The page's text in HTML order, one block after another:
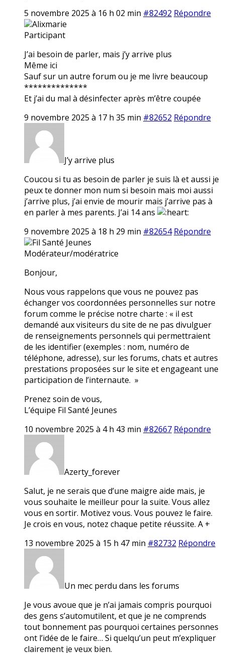
5 novembre 2025 à 16 h 02 min #82492 Répondre
Alixmarie
Participant
J’ai besoin de parler, mais j’y arrive plus
Même ici
Sauf sur un autre forum ou je me livre beaucoup
**************
Et j’ai du mal à désinfecter après m’être coupée
9 novembre 2025 à 17 h 35 min #82652 Répondre
J’y arrive plus
Coucou si tu as besoin de parler je suis là et aussi je
peux te donner mon num si besoin mais moi aussi
j’arrive plus, j’ai envie de mourir mais j’arrive pas à
en parler à mes parents. J’ai 14 ans
9 novembre 2025 à 18 h 29 min #82654 Répondre
Fil Santé Jeunes
Modérateur/modératrice
Bonjour,
Nous vous rappelons que vous ne pouvez pas
échanger vos coordonnées personnelles sur notre
forum comme le précise notre charte : « il est
demandé aux visiteurs du site de ne pas divulguer
de renseignements personnels qui permettraient
de les identifier (exemples : nom, numéro de
téléphone, adresse), sur les forums, chats et autres
prestations proposées sur le site et engageant une
participation de l’internaute. »
Prenez soin de vous,
L’équipe Fil Santé Jeunes
10 novembre 2025 à 4 h 43 min #82667 Répondre
Azerty_forever
Salut, je ne serais que d’une maigre aide mais, je
vous souhaite le meilleur pour la suite. Vous allez
vous en sortir. Motivez vous. Vous pouvez le faire.
Je crois en vous, notez chaque petite réussite. A +
13 novembre 2025 à 15 h 47 min #82732 Répondre
Un mec perdu dans les forums
Je vous avoue que je n’ai jamais compris pourquoi
des gens s’automutilent, et que je ne comprends
tout bonnement pas pourquoi certaines personnes
ont l’idée de le faire… Si quelqu’un peut m’expliquer
clairement je veux bien.